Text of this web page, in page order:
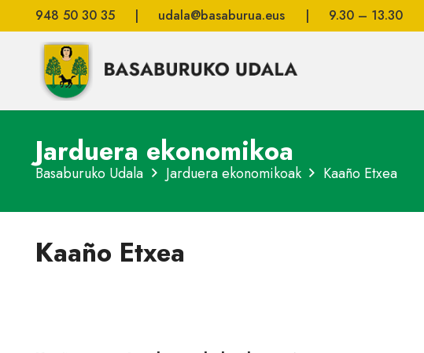
948 50 30 35 | udala@basaburua.eus | 9.30 – 13.30
Jarduera ekonomikoa
Basaburuko Udala Jarduera ekonomikoak Kaaño Etxea
Kaaño Etxea